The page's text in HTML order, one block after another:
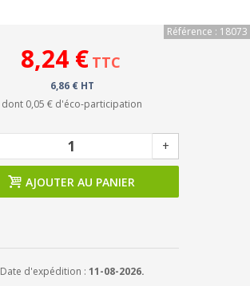
Référence : 18073
8,24 € TTC
6,86 € HT
dont 0,05 € d'éco-participation
+
AJOUTER AU PANIER
Date d'expédition : 11-08-2026.